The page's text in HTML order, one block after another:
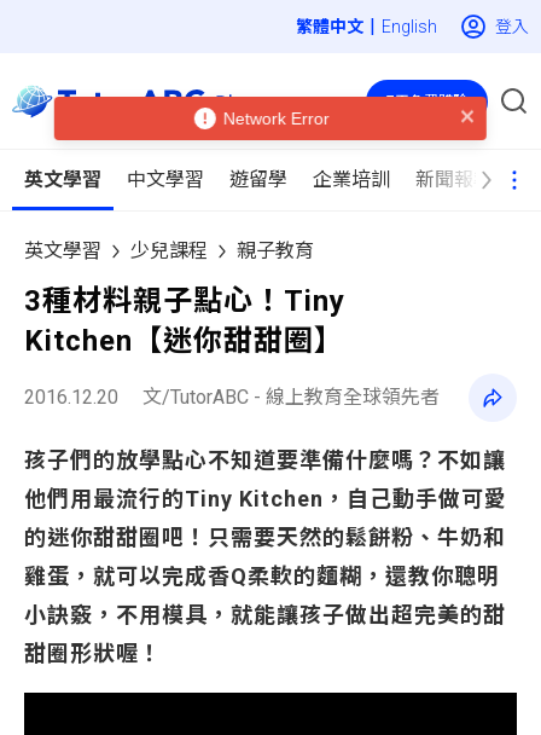
| English 登入
英文學習 中文學習 遊留學 企業培訓 新聞報導
7天免費體驗
英文學習 少兒課程 親子教育
3種材料親子點心！Tiny
Kitchen【迷你甜甜圈】
2016.12.20 文/TutorABC - 線上教育全球領先者
孩子們的放學點心不知道要準備什麼嗎？不如讓
他們用最流行的Tiny Kitchen，自己動手做可愛
的迷你甜甜圈吧！只需要天然的鬆餅粉、牛奶和
雞蛋，就可以完成香Q柔軟的麵糊，還教你聰明
小訣竅，不用模具，就能讓孩子做出超完美的甜
甜圈形狀喔！
Network Error